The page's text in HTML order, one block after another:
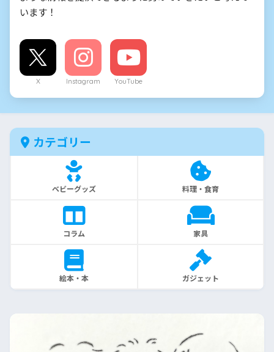
います！
X Instagram YouTube
カテゴリー
ベビーグッズ 料理・食育
コラム 家具
絵本・本 ガジェット